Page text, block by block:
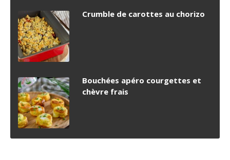
Crumble de carottes au chorizo
Bouchées apéro courgettes et
chèvre frais